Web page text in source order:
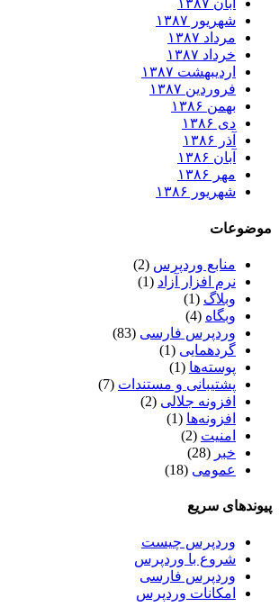
آبان ۱۳۸۷
شهریور ۱۳۸۷
مرداد ۱۳۸۷
خرداد ۱۳۸۷
اردیبهشت ۱۳۸۷
فروردین ۱۳۸۷
بهمن ۱۳۸۶
دی ۱۳۸۶
آذر ۱۳۸۶
آبان ۱۳۸۶
مهر ۱۳۸۶
شهریور ۱۳۸۶
موضوعات
منابع وردپرس (2)
نرم افزار آزاد (1)
وبلاگ (1)
وبگاه (4)
وردپرس فارسی (83)
گردهمایی (1)
پوسته‌ها (1)
پشتیبانی و مستندات (7)
افزونه جلالی (2)
افزونه‌ها (1)
امنیت (2)
خبر (28)
عمومی (18)
پیوندهای سریع
وردپرس چیست
شروع با وردپرس
وردپرس فارسی
امکانات وردپرس